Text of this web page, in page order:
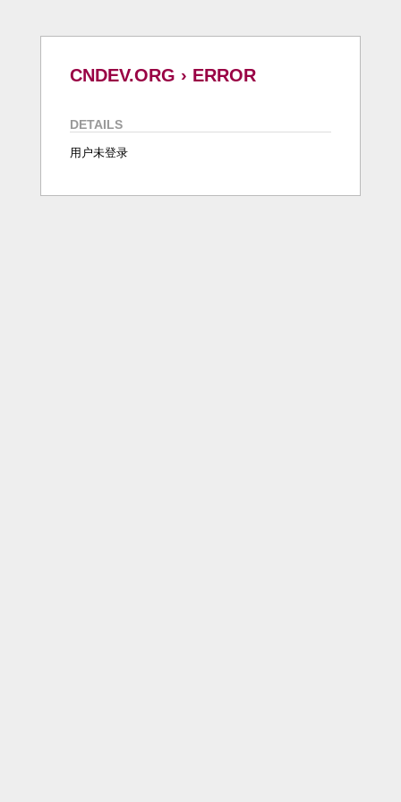
CNDEV.ORG › ERROR
DETAILS
用户未登录